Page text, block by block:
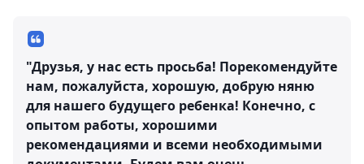
"Друзья, у нас есть просьба! Порекомендуйте
нам, пожалуйста, хорошую, добрую няню
для нашего будущего ребенка! Конечно, с
опытом работы, хорошими
рекомендациями и всеми необходимыми